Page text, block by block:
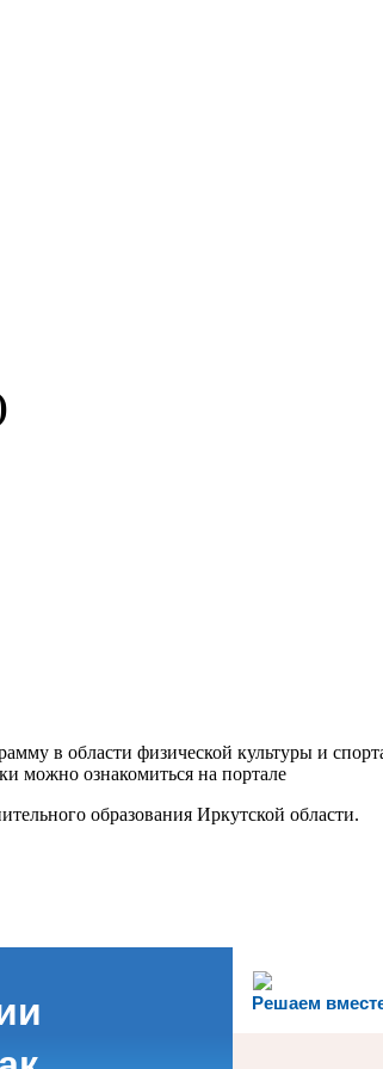
в области физической культуры и
можно ознакомиться на портале
образования Иркутской области.
Решаем